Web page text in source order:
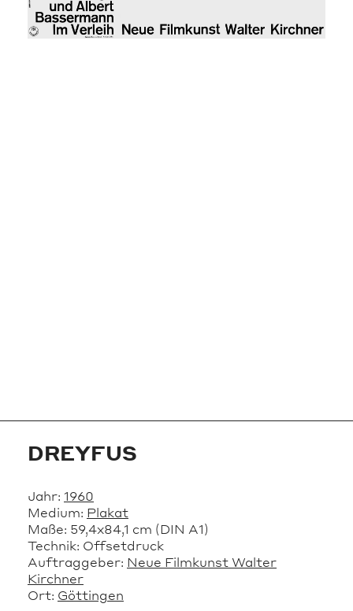
DREYFUS
Jahr: 1960
Medium: Plakat
Maße: 59,4x84,1 cm (DIN A1)
Technik: Offsetdruck
Auftraggeber: Neue Filmkunst Walter
Kirchner
Ort: Göttingen